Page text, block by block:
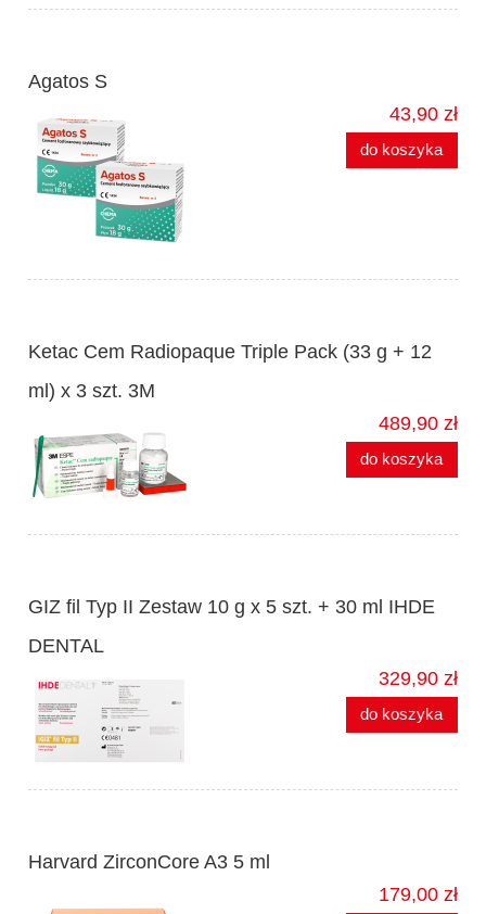
Agatos S
43,90 zł
do koszyka
Ketac Cem Radiopaque Triple Pack (33 g + 12
ml) x 3 szt. 3M
489,90 zł
do koszyka
GIZ fil Typ II Zestaw 10 g x 5 szt. + 30 ml IHDE
DENTAL
329,90 zł
do koszyka
Harvard ZirconCore A3 5 ml
179,00 zł